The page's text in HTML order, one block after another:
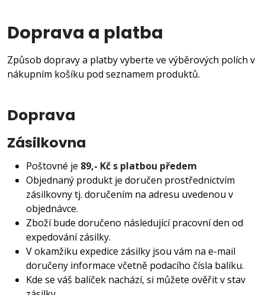
Doprava a platba
Způsob dopravy a platby vyberte ve výběrových polích v
nákupním košíku pod seznamem produktů.
Doprava
Zásilkovna
Poštovné je 89,- Kč s platbou předem
Objednaný produkt je doručen prostřednictvím
zásilkovny tj. doručením na adresu uvedenou v
objednávce.
Zboží bude doručeno následující pracovní den od
expedování zásilky.
V okamžiku expedice zásilky jsou vám na e-mail
doručeny informace včetně podacího čísla balíku.
Kde se váš balíček nachází, si můžete ověřit vstav